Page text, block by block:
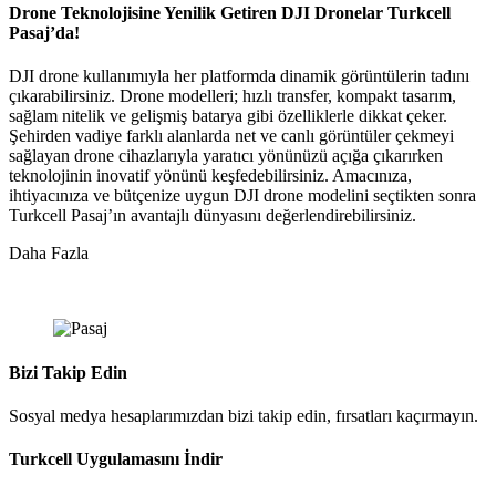
Drone Teknolojisine Yenilik Getiren DJI Dronelar Turkcell
Pasaj’da!
DJI drone kullanımıyla her platformda dinamik görüntülerin tadını
çıkarabilirsiniz. Drone modelleri; hızlı transfer, kompakt tasarım,
sağlam nitelik ve gelişmiş batarya gibi özelliklerle dikkat çeker.
Şehirden vadiye farklı alanlarda net ve canlı görüntüler çekmeyi
sağlayan drone cihazlarıyla yaratıcı yönünüzü açığa çıkarırken
teknolojinin inovatif yönünü keşfedebilirsiniz. Amacınıza,
ihtiyacınıza ve bütçenize uygun DJI drone modelini seçtikten sonra
Turkcell Pasaj’ın avantajlı dünyasını değerlendirebilirsiniz.
Daha Fazla
Bizi Takip Edin
Sosyal medya hesaplarımızdan bizi takip edin, fırsatları kaçırmayın.
Turkcell Uygulamasını İndir